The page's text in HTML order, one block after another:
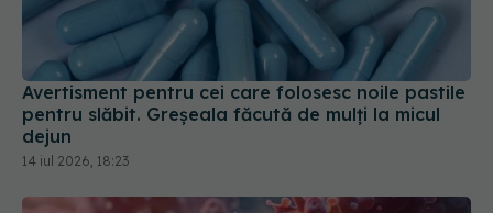
Avertisment pentru cei care folosesc noile pastile
pentru slăbit. Greșeala făcută de mulți la micul
dejun
14 iul 2026, 18:23